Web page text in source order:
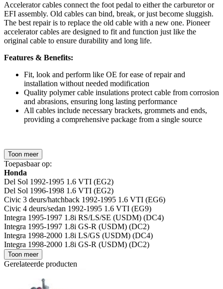
Accelerator cables connect the foot pedal to either the carburetor or
EFI assembly. Old cables can bind, break, or just become sluggish.
The best repair is to replace the old cable with a new one. Pioneer
accelerator cables are designed to fit and function just like the
original cable to ensure durability and long life.
Features & Benefits:
Fit, look and perform like OE for ease of repair and
installation without needed modification
Quality polymer cable insulations protect cable from corrosion
and abrasions, ensuring long lasting performance
All cables include necessary brackets, grommets and ends,
providing a comprehensive package from a single source
Toon meer
Toepasbaar op:
Honda
Del Sol 1992-1995 1.6 VTI (EG2)
Del Sol 1996-1998 1.6 VTI (EG2)
Civic 3 deurs/hatchback 1992-1995 1.6 VTI (EG6)
Civic 4 deurs/sedan 1992-1995 1.6 VTI (EG9)
Integra 1995-1997 1.8i RS/LS/SE (USDM) (DC4)
Integra 1995-1997 1.8i GS-R (USDM) (DC2)
Integra 1998-2000 1.8i LS/GS (USDM) (DC4)
Integra 1998-2000 1.8i GS-R (USDM) (DC2)
Toon meer
Gerelateerde producten